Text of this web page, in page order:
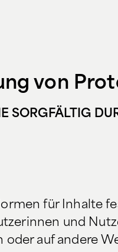
von
SORGFÄLTIG
für Inhalte
und
auf andere